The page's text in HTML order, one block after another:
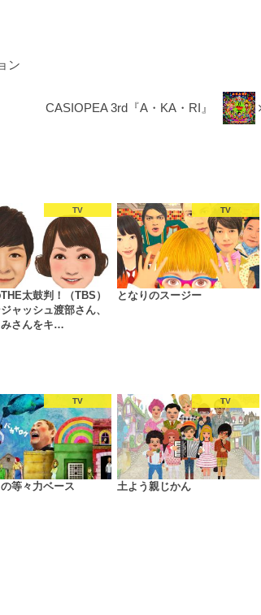
ン
CASIOPEA 3rd『A・KA・RI』
TV
太鼓判！（TBS）
ャッシュ渡部さん、
みさんをキ…
TV
となりのスージー
TV
等々力ベース
TV
土よう親じかん